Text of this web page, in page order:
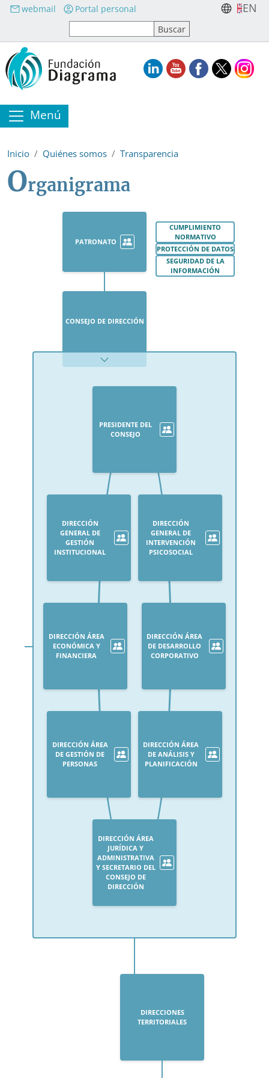
Pasar al contenido principal
webmail Portal personal EN
Menú
Inicio Quiénes somos Transparencia
Organigrama
PATRONATO
CUMPLIMIENTO
NORMATIVO
PROTECCIÓN DE DATOS
SEGURIDAD DE LA
INFORMACIÓN
CONSEJO DE DIRECCIÓN
PRESIDENTE DEL
CONSEJO
DIRECCIÓN
GENERAL DE
GESTIÓN
INSTITUCIONAL
DIRECCIÓN
GENERAL DE
INTERVENCIÓN
PSICOSOCIAL
DIRECCIÓN ÁREA
ECONÓMICA Y
FINANCIERA
DIRECCIÓN ÁREA
DE DESARROLLO
CORPORATIVO
DIRECCIÓN ÁREA
DE GESTIÓN DE
PERSONAS
DIRECCIÓN ÁREA
DE ANÁLISIS Y
PLANIFICACIÓN
DIRECCIÓN ÁREA
JURÍDICA Y
ADMINISTRATIVA
Y SECRETARIO DEL
CONSEJO DE
DIRECCIÓN
DIRECCIONES
TERRITORIALES